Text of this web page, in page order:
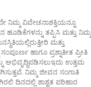
ನಿಮ್ಮ ವಿವೇಚನಾಶಕ್ತಿಯನ್ನೂ
ಹೂಡಿಕೆಗಳನ್ನು ತಪ್ಪಿಸಿ ಮತ್ತು ನಿಮ್ಮ
ಮತ್ತು
ಹಾಗೂ ಪ್ರಶ್ನಾತೀತ ಪ್ರೀತಿ
ಅಭಿವೃದ್ಧಿಪಡಿಸಲುಇದು ಉತ್ತಮ
ನಿಮ್ಮ ಜೀವನ ಸಂಗಾತಿ
ದಿನದಲ್ಲಿ ಶಾಶ್ವತ ಪರಿಹಾರ